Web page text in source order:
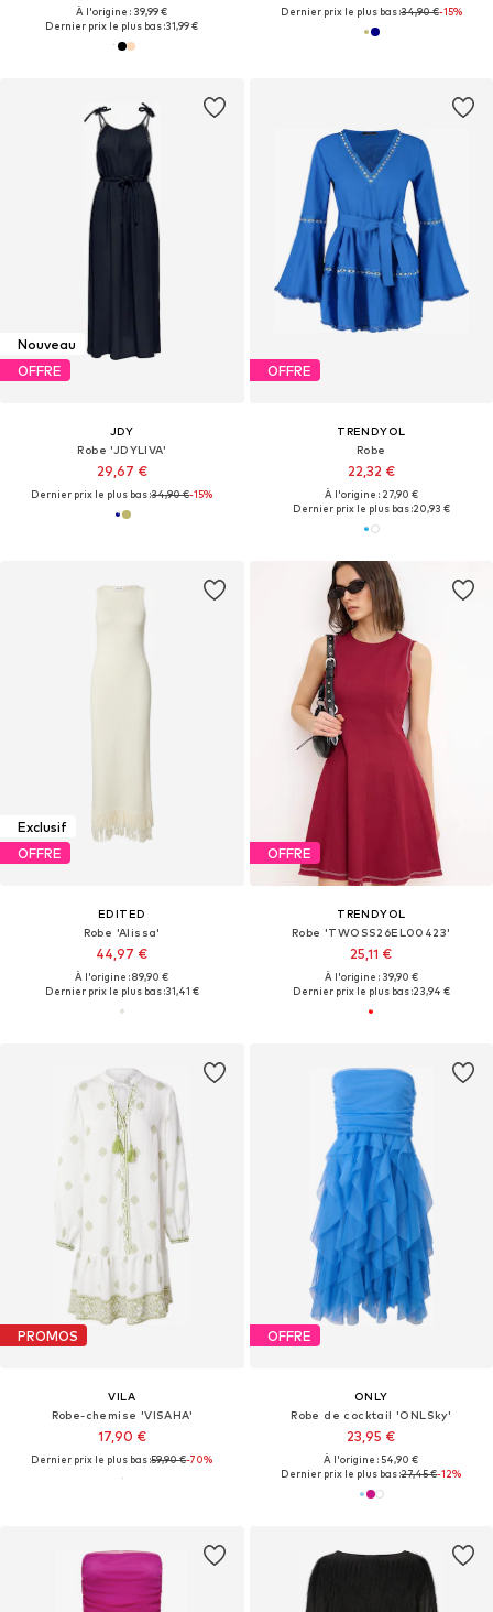
À l'origine : 39,99 €
Dernier prix le plus bas :31,99 €
Dernier prix le plus bas :34,90 €-15%
Nouveau
OFFRE
JDY
Robe 'JDYLIVA'
29,67 €
Dernier prix le plus bas :34,90 €-15%
OFFRE
TRENDYOL
Robe
22,32 €
À l'origine : 27,90 €
Dernier prix le plus bas :20,93 €
Exclusif
OFFRE
EDITED
Robe 'Alissa'
44,97 €
À l'origine : 89,90 €
Dernier prix le plus bas :31,41 €
OFFRE
TRENDYOL
Robe 'TWOSS26EL00423'
25,11 €
À l'origine : 39,90 €
Dernier prix le plus bas :23,94 €
PROMOS
VILA
Robe-chemise 'VISAHA'
17,90 €
Dernier prix le plus bas :59,90 €-70%
OFFRE
ONLY
Robe de cocktail 'ONLSky'
23,95 €
À l'origine : 54,90 €
Dernier prix le plus bas :27,45 €-12%